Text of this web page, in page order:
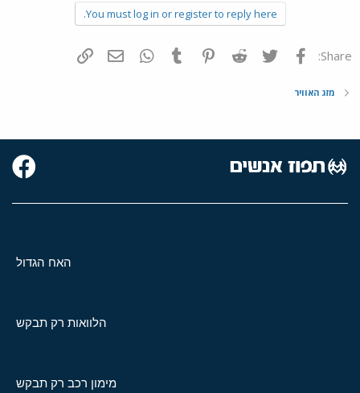
You must log in or register to reply here.
Share: פייסבוק Twitter
Reddit
Pinterest
Tumblr
WhatsAppדואר אלקטרוני
מזג האוויר
האח הגדול
הלוואות רק תבקש
מימון רכב רק תבקש